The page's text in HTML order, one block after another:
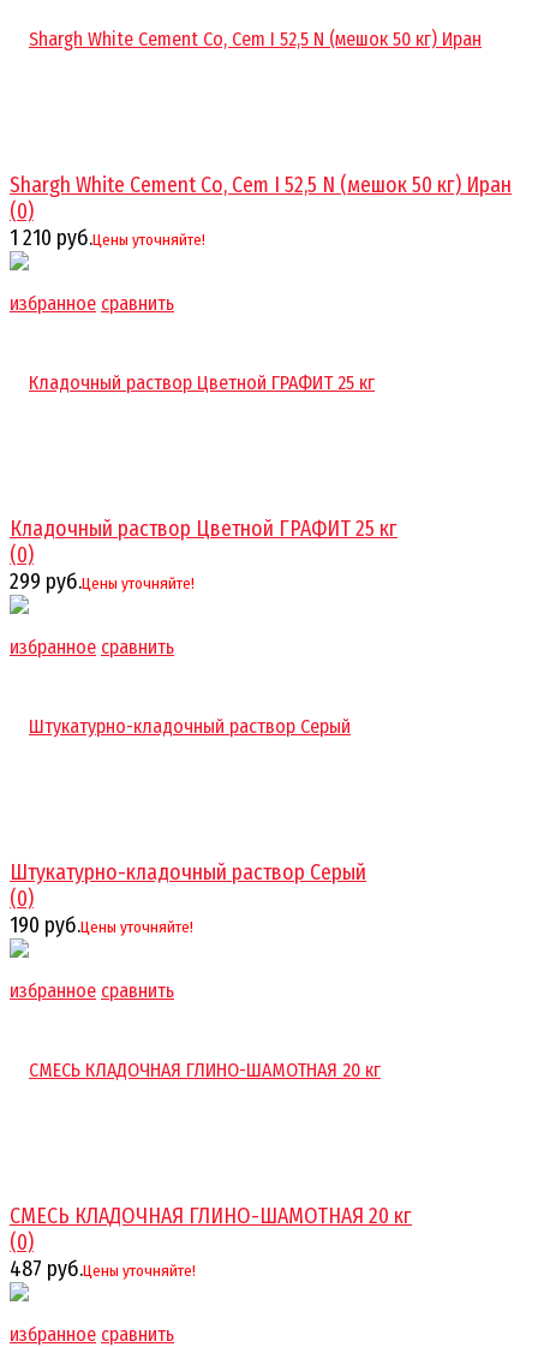
избранное сравнить
Shargh White Cement Co, Cem I 52,5 N (мешок 50 кг) Иран
(0)
1 210 руб.Цены уточняйте!
избранное сравнить
Кладочный раствор Цветной ГРАФИТ 25 кг
(0)
299 руб.Цены уточняйте!
избранное сравнить
Штукатурно-кладочный раствор Серый
(0)
190 руб.Цены уточняйте!
избранное сравнить
СМЕСЬ КЛАДОЧНАЯ ГЛИНО-ШАМОТНАЯ 20 кг
(0)
487 руб.Цены уточняйте!